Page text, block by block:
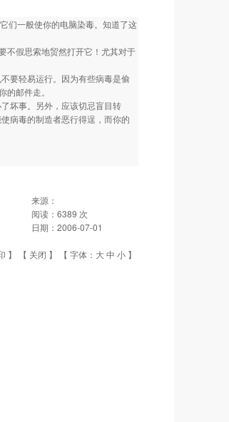
们一般使你的电脑染毒。知道了这
不假思索地贸然打开它！尤其对于
要轻易运行。因为有些病毒是偷
邮件走。
坏事。另外，应该切忌盲目转
病毒的制造者恶行得逞，而你的
来源：
阅读： 6389 次
日期： 2006-07-01
】 【 关闭 】 【 字体： 大中 小 】